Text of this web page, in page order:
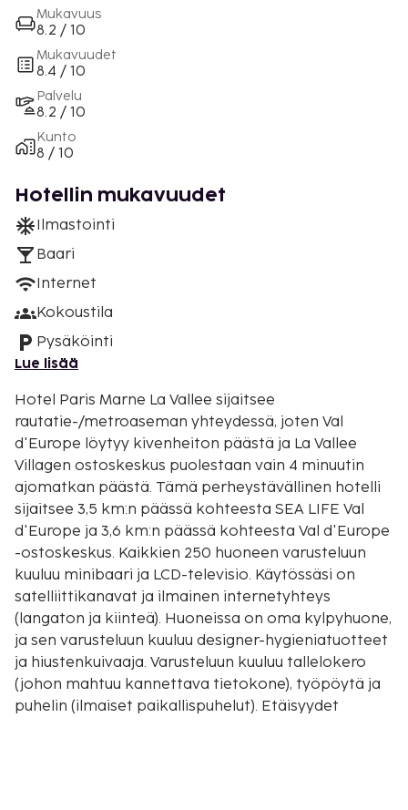
Mukavuus
8.2 / 10
Mukavuudet
8.4 / 10
Palvelu
8.2 / 10
Kunto
8 / 10
Hotellin mukavuudet
Ilmastointi
Baari
Internet
Kokoustila
Pysäköinti
Lue lisää
Hotel Paris Marne La Vallee sijaitsee
rautatie-/metroaseman yhteydessä, joten Val
d'Europe löytyy kivenheiton päästä ja La Vallee
Villagen ostoskeskus puolestaan vain 4 minuutin
ajomatkan päästä. Tämä perheystävällinen hotelli
sijaitsee 3,5 km:n päässä kohteesta SEA LIFE Val
d'Europe ja 3,6 km:n päässä kohteesta Val d'Europe
-ostoskeskus. Kaikkien 250 huoneen varusteluun
kuuluu minibaari ja LCD-televisio. Käytössäsi on
satelliittikanavat ja ilmainen internetyhteys
(langaton ja kiinteä). Huoneissa on oma kylpyhuone,
ja sen varusteluun kuuluu designer-hygieniatuotteet
ja hiustenkuivaaja. Varusteluun kuuluu tallelokero
(johon mahtuu kannettava tietokone), työpöytä ja
puhelin (ilmaiset paikallispuhelut). Etäisyydet